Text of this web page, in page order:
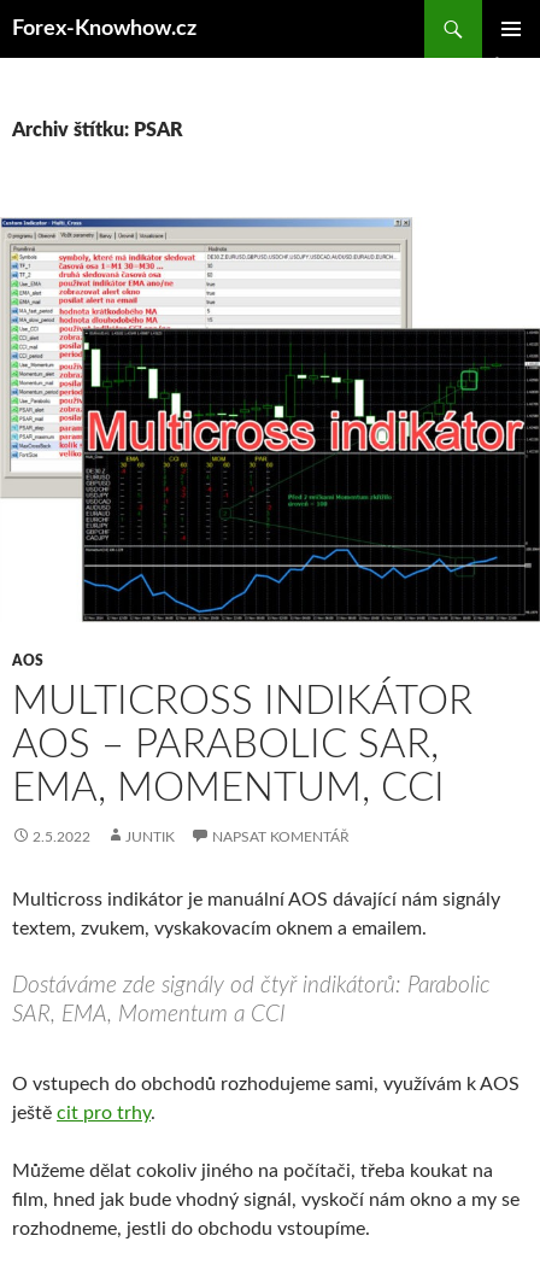
Forex-Knowhow.cz
Archiv štítku: PSAR
AOS
MULTICROSS INDIKÁTOR
AOS – PARABOLIC SAR,
EMA, MOMENTUM, CCI
2.5.2022 JUNTIK NAPSAT KOMENTÁŘ
Multicross indikátor je manuální AOS dávající nám signály
textem, zvukem, vyskakovacím oknem a emailem.
Dostáváme zde signály od čtyř indikátorů: Parabolic
SAR, EMA, Momentum a CCI
O vstupech do obchodů rozhodujeme sami, využívám k AOS
ještě cit pro trhy.
Můžeme dělat cokoliv jiného na počítači, třeba koukat na
film, hned jak bude vhodný signál, vyskočí nám okno a my se
rozhodneme, jestli do obchodu vstoupíme.